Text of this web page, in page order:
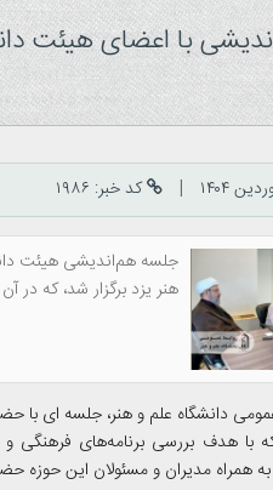
با اعضای هیئت
کد خبر: ۱۹۸۶
جلسه هم‌اندیشی هیئت
هنر یزد برگزار شد، که
دانشگاه علم و هنر، جلسه ای
هدف بررسی برنامه‌های فرهنگی و
همراه مدیران و مسئولان این حوزه